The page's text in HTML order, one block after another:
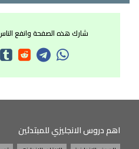
شارك هذه الصفحة وانفع
اهم دروس الانجليزي للمبتدئين